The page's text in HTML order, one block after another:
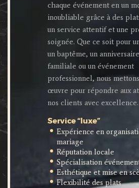
chaque événement en un
inoubliable grâce à des
un service attentif et une
soignée. Que ce soit pour
un baptême, un
familiale ou un événement
professionnel, nous
œuvre pour répondre aux
nos clients avec excellence.
Service “luxe”
Expérience en
mariage
Réputation locale
Spécialisation
Esthétique et mise en
Flexibilité des plats